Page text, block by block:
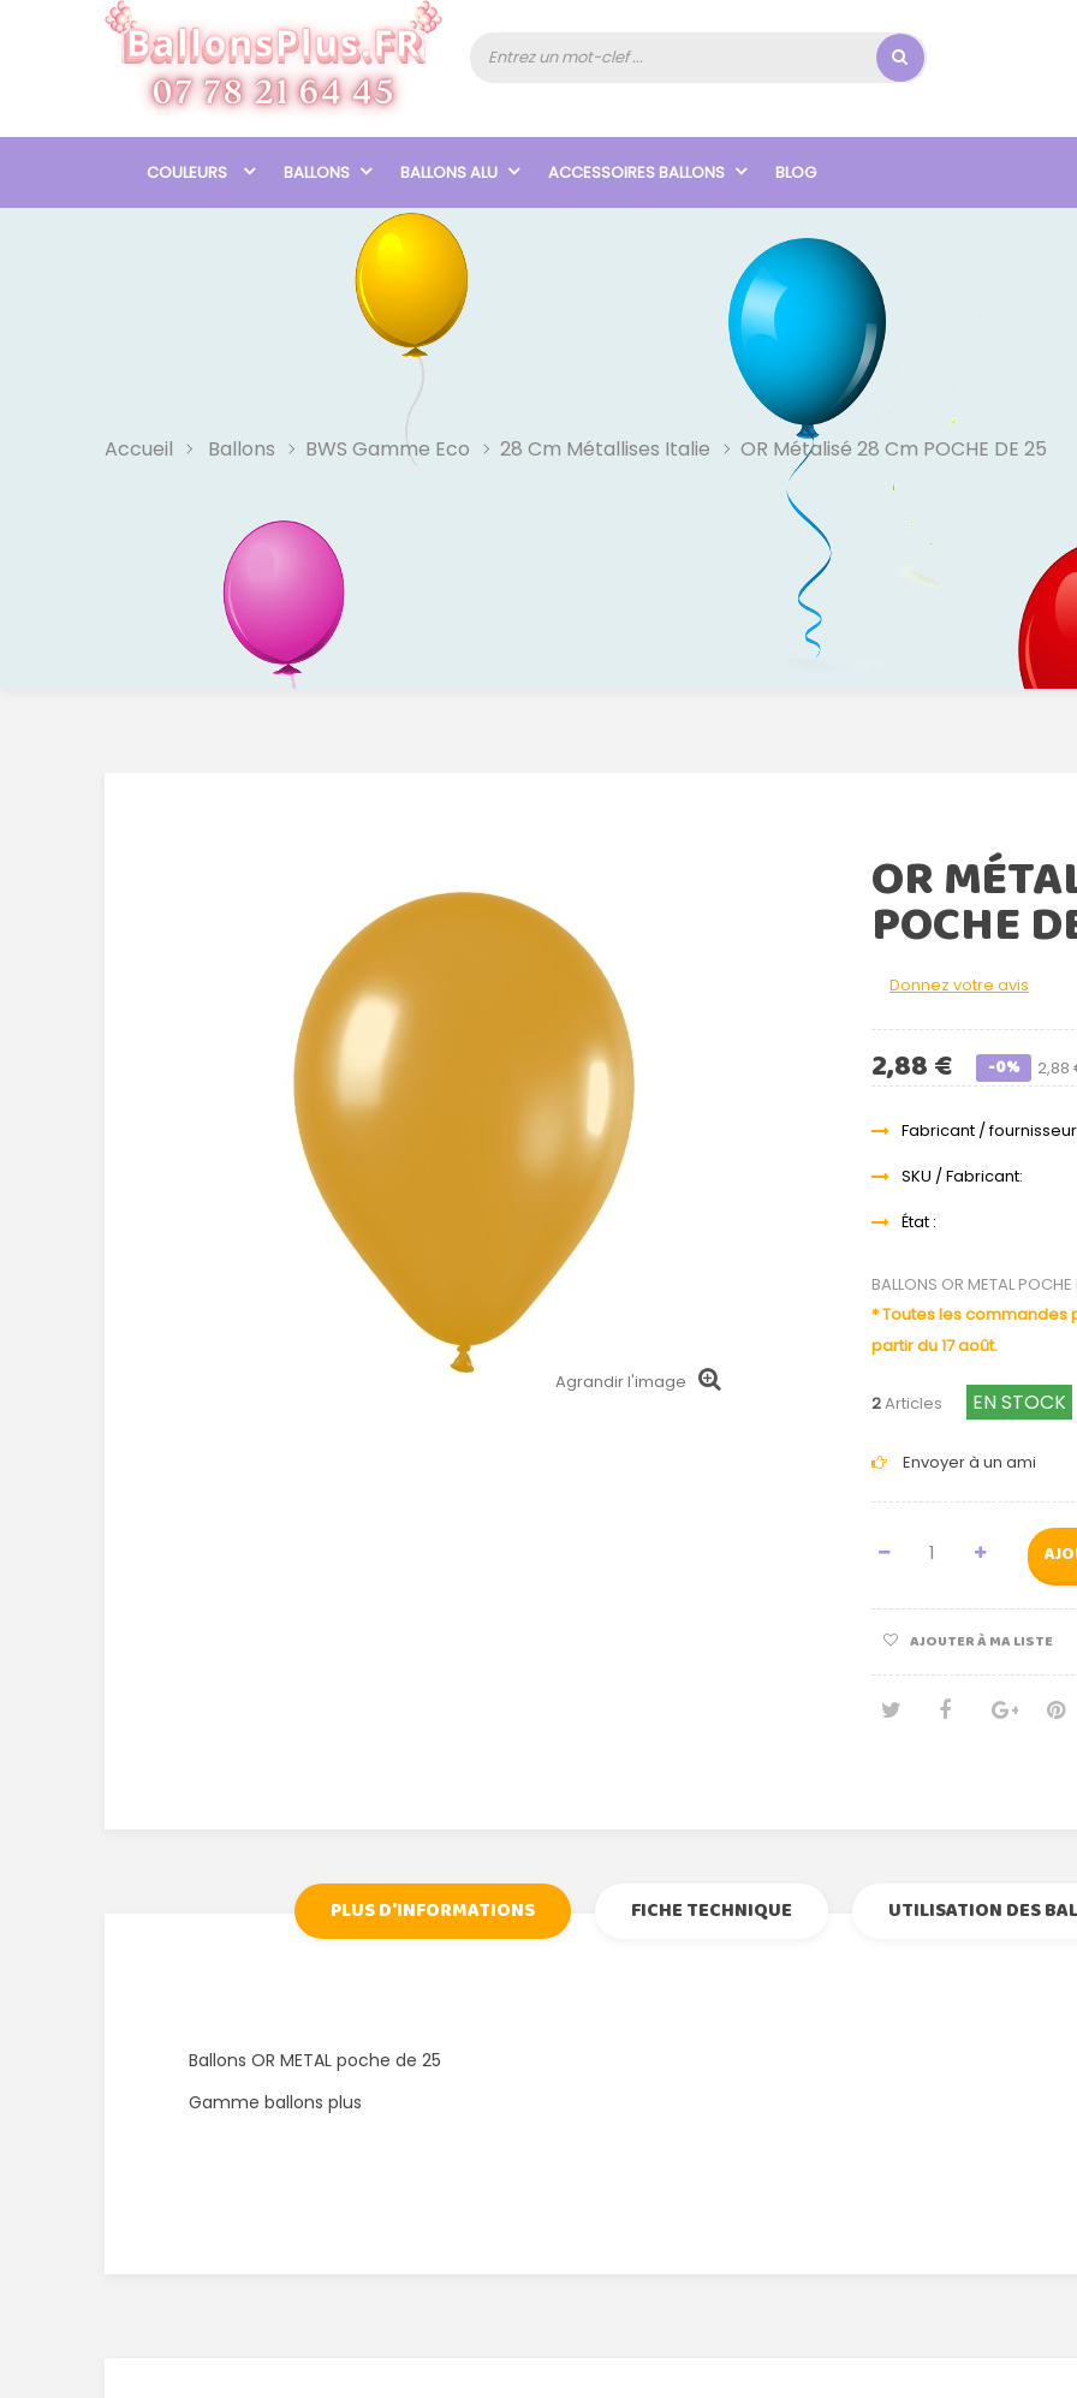
COULEURS BALLONS BALLONS ALU ACCESSOIRES BALLONS BLOG
Accueil Ballons BWS Gamme Eco 28 Cm Métallises Italie OR Métalisé 28 Cm POCHE DE 25
Agrandir l'image
OR
POCHE
Donnez votre avis
2,88
2,88 € -0%
Fabricant /
SKU / Fabricant:
État :
BALLONS OR METAL
* Toutes les commandes
partir du 17 août.
2Articles EN STOCK
Envoyer à un ami
AJOUTER À MA LISTE
PLUS D'INFORMATIONS FICHE TECHNIQUE UTILISATION DES
Ballons OR METAL poche de 25
Gamme ballons plus